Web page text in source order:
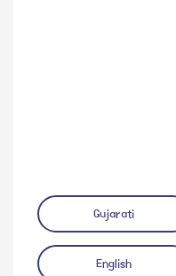
Gujarati
English